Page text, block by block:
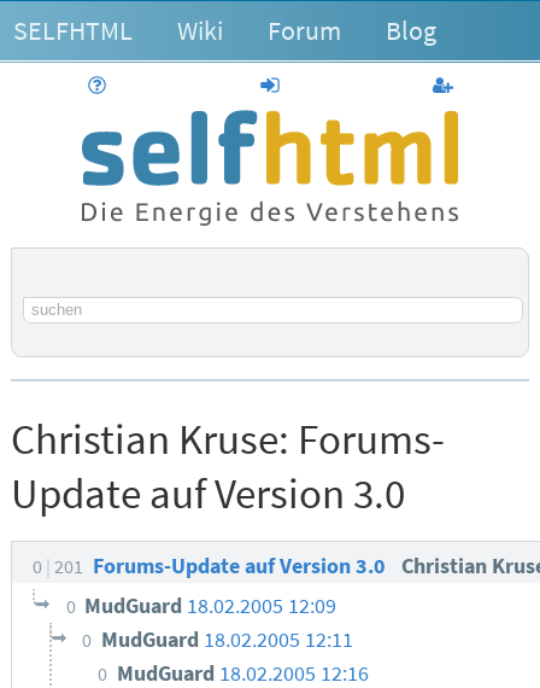
SELFHTML Wiki Forum Blog
anmelden
Suchbegriff
Christian Kruse: Forums-
Update auf Version 3.0
0 201 Forums-Update auf Version 3.0 Christian
0 MudGuard 18.02.2005 12:09
0 MudGuard 18.02.2005 12:11
0 MudGuard 18.02.2005 12:16